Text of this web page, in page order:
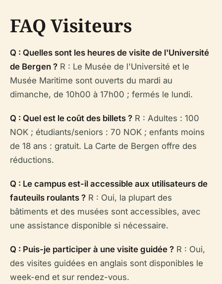
FAQ Visiteurs
Q : Quelles sont les heures de visite de l'Université
de Bergen ? R : Le Musée de l'Université et le
Musée Maritime sont ouverts du mardi au
dimanche, de 10h00 à 17h00 ; fermés le lundi.
Q : Quel est le coût des billets ? R : Adultes : 100
NOK ; étudiants/seniors : 70 NOK ; enfants moins
de 18 ans : gratuit. La Carte de Bergen offre des
réductions.
Q : Le campus est-il accessible aux utilisateurs de
fauteuils roulants ? R : Oui, la plupart des
bâtiments et des musées sont accessibles, avec
une assistance disponible si nécessaire.
Q : Puis-je participer à une visite guidée ? R : Oui,
des visites guidées en anglais sont disponibles le
week-end et sur rendez-vous.